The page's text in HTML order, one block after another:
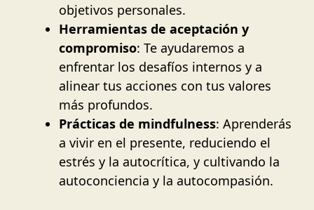
objetivos personales.
Herramientas de aceptación y
compromiso: Te ayudaremos a
enfrentar los desafíos internos y a
alinear tus acciones con tus valores
más profundos.
Prácticas de mindfulness: Aprenderás
a vivir en el presente, reduciendo el
estrés y la autocrítica, y cultivando la
autoconciencia y la autocompasión.